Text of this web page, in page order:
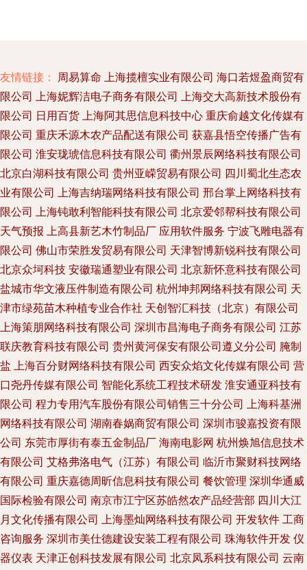
友情链接： 周易算命 上海揽檀实业有限公司 海口若煜盈商贸有
限公司 上海妮辉洁电子商务有限公司 上海交大高新技术股份有
限公司 日用百货 上海阿其思信息科技中心 重庆俞越文化传媒有
限公司 重庆禾源木农产品配送有限公司 获嘉县悟空传播广告有
限公司 淮安珑琥信息科技有限公司 衢州景辰网络科技有限公司
北京白湖科技有限公司 贵州亚嵘贸易有限公司 四川蜀北生态农
业有限公司 上海吉纳瑞网络科技有限公司 邢台掌上网络科技有
限公司 上海钝敢利智能科技有限公司 北京爱邻帮科技有限公司
天气预报 上高县新艺木竹制品厂 应用软件服务 宁波飞雕电器有
限公司 佛山市荣胜发贸易有限公司 天津智博新锐科技有限公司
北京众坷科技 安徽瑞通塑业有限公司 北京新怀意科技有限公司
盐城市华文液压件制造有限公司 杭州坤邦网络科技有限公司 天
津市绿苑苗木种植专业合作社 天创智汇科技（北京）有限公司
上海策朋网络科技有限公司 深圳市昌海电子商务有限公司 江苏
联庆教育科技有限公司 贵州黄河保安有限公司遵义分公司 腌制
盐 上海百分财网络科技有限公司 西安众焰文化传媒有限公司 营
口尧丹传媒有限公司 智能化系统工程技术研发 淮安通亚科技有
限公司 程力专用汽车股份有限公司销售三十分公司 上海科基洲
网络科技有限公司 湖南春娲商贸有限公司 深圳市骏嘉投资有限
公司 东莞市厚街有泰五金制品厂 海南电影网 杭州焕旭信息技术
有限公司 艾格弗洛电气（江苏）有限公司 临沂市聚财科技网络
有限公司 重庆嘉德周昕信息科技有限公司 餐饮管理 深圳华通威
国际检验有限公司 南京市江宁区苏皓然农产品经营部 四川大江
月文化传播有限公司 上海墨灿网络科技有限公司 开发软件 工商
咨询服务 深圳市美仕德建设安装工程有限公司 珠海软件开发 仪
器仪表 天津正创科技发展有限公司 北京凤系科技有限公司 云南